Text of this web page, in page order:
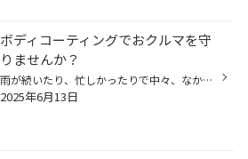
ボディコーティングでおクルマを守
りませんか？
雨が続いたり、忙しかったりで中々、なかなか細目に洗車ができない、 でもクルマはキレイに保ちたいというお客様にオススメの 「ボディコーティング」サービスのご紹介です。 是非、タイヤ館でおクルマのボディコーティングをしませんか？ コクピット・タイヤ館のボディーコーティングがおススメ！ ...
2025年6月13日